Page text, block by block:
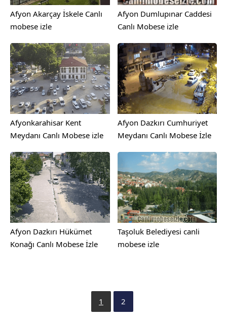
Afyon Akarçay İskele Canlı
mobese izle
Afyon Dumlupınar Caddesi
Canlı Mobese izle
Afyonkarahisar Kent
Meydanı Canlı Mobese izle
Afyon Dazkırı Cumhuriyet
Meydanı Canlı Mobese İzle
Afyon Dazkırı Hükümet
Konağı Canlı Mobese İzle
Taşoluk Belediyesi canli
mobese izle
1 2